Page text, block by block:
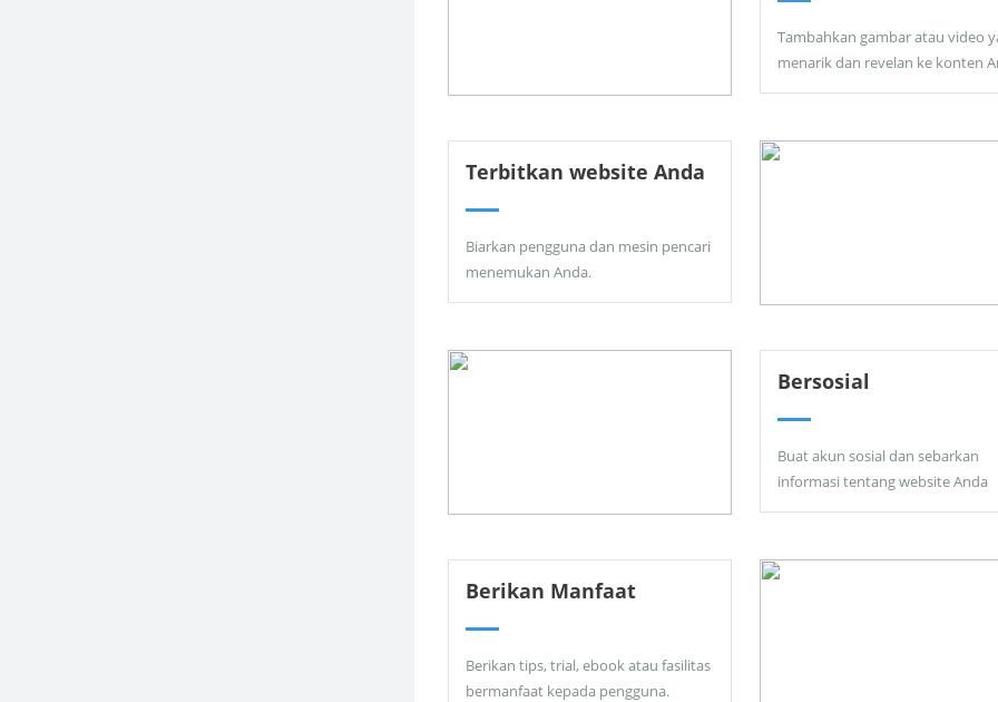
Tambahkan gambar atau video
menarik dan revelan ke konten
Terbitkan website Anda
Biarkan pengguna dan mesin pencari
menemukan Anda.
Bersosial
Buat akun sosial dan sebarkan
informasi tentang website Anda
Berikan Manfaat
Berikan tips, trial, ebook atau fasilitas
bermanfaat kepada pengguna.